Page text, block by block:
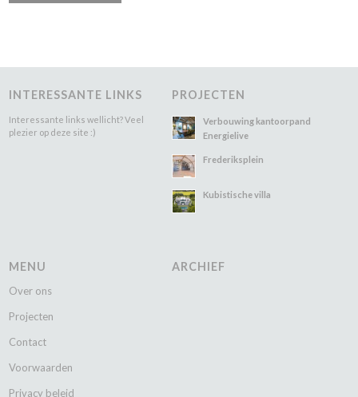
INTERESSANTE LINKS
Interessante links wellicht? Veel
plezier op deze site :)
PROJECTEN
Verbouwing kantoorpand
Energielive
Frederiksplein
Kubistische villa
MENU
Over ons
Projecten
Contact
Voorwaarden
Privacy beleid
ARCHIEF